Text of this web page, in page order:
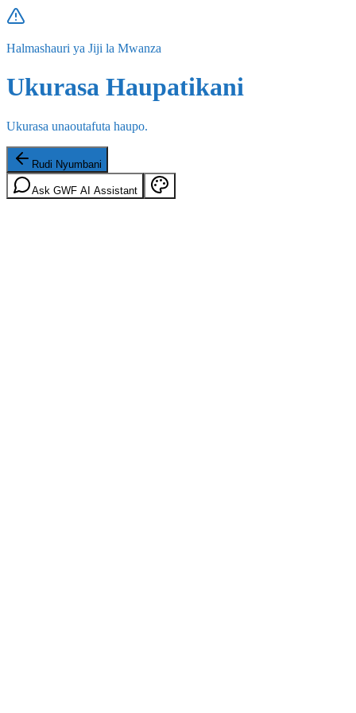
Halmashauri ya Jiji la Mwanza
Ukurasa Haupatikani
Ukurasa unaoutafuta haupo.
Rudi Nyumbani
Ask GWF AI Assistant